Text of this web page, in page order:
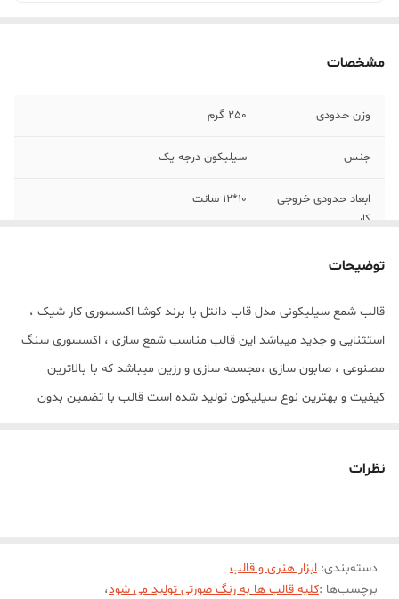
مشخصات
وزن حدودی 250 گرم
جنس سیلیکون درجه یک
ابعاد حدودی خروجی
کار
10*12 سانت
توضیحات
قالب شمع سیلیکونی مدل قاب دانتل با برند کوشا اکسسوری کار شیک ،
استثنایی و جدید میباشد این قالب مناسب شمع سازی ، اکسسوری سنگ
مصنوعی ، صابون سازی ،مجسمه سازی و رزین میباشد که با بالاترین
کیفیت و بهترین نوع سیلیکون تولید شده است قالب با تضمین بدون
نظرات
دسته‌بندی: ابزار هنری و قالب
برچسب‌ها :کلیه قالب ها به رنگ صورتی تولید می شود،